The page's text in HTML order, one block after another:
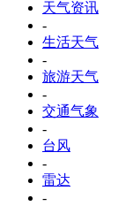
天气资讯
-
生活天气
-
旅游天气
-
交通气象
-
台风
-
雷达
-